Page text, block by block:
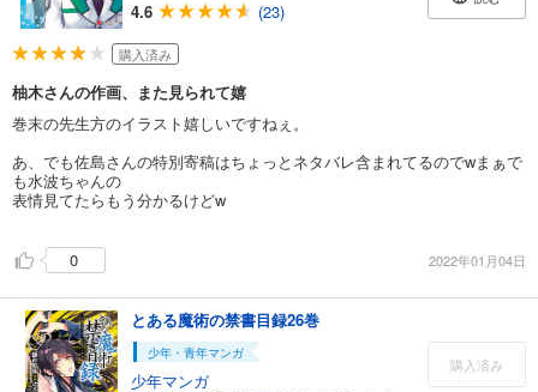
4.6
(23)
購入済み
柚木さんの作画、また見られて嬉
巻末の先生方のイラスト嬉しいですねぇ。
あ、でも佐島さんの特別寄稿はちょっとネタバレ含まれてるのでwまぁで
も水波ちゃんの
表情見てたらもう分かるけどw
0 2022年01月04日
とある魔術の禁書目録26巻
少年・青年マンガ
少年マンガ
購入済み